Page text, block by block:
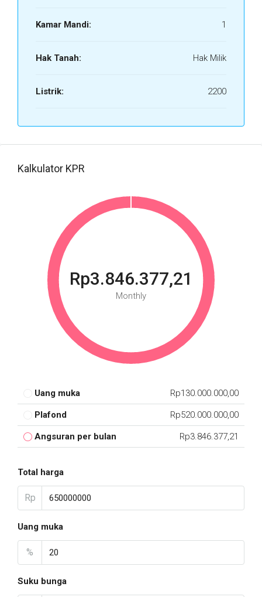
Kamar Mandi: 1
Hak Tanah: Hak Milik
Listrik: 2200
Kalkulator KPR
Rp3.846.377,21
Monthly
Uang muka Rp130.000.000,00
Plafond Rp520.000.000,00
Angsuran per bulan Rp3.846.377,21
Total harga
Rp
Uang muka
%
Suku bunga